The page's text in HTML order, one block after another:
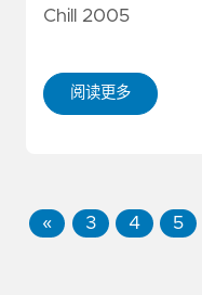
Chill 2005
阅读更多
« 3 4 5